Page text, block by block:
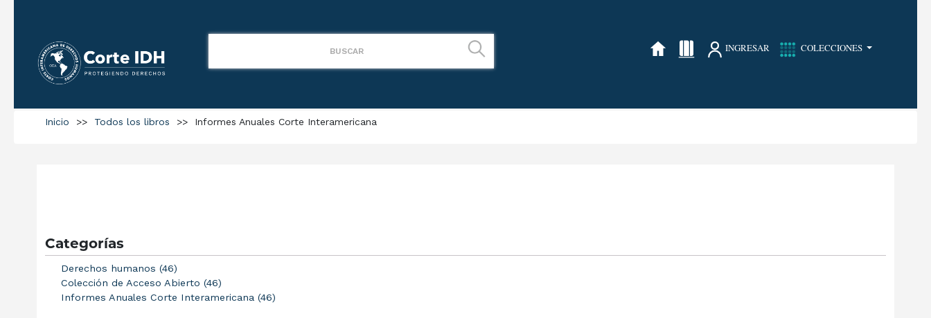
INGRESAR COLECCIONES
Inicio >> Todos los libros >> Informes Anuales Corte Interamericana
Categorías
Derechos humanos (46)
Colección de Acceso Abierto (46)
Informes Anuales Corte Interamericana (46)